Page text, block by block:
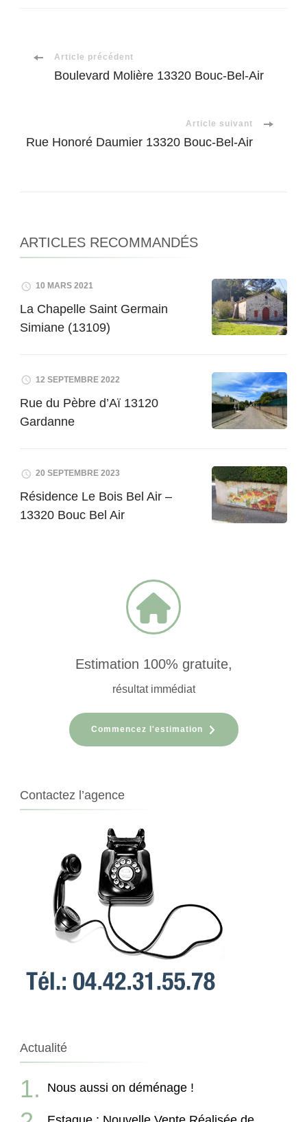
Navigation
Article précédent
Boulevard Molière 13320 Bouc-Bel-Air
Article suivant
Rue Honoré Daumier 13320 Bouc-Bel-Air
ARTICLES RECOMMANDÉS
10 MARS 2021
La Chapelle Saint Germain
Simiane (13109)
12 SEPTEMBRE 2022
Rue du Pèbre d’Aï 13120
Gardanne
20 SEPTEMBRE 2023
Résidence Le Bois Bel Air –
13320 Bouc Bel Air
Estimation 100% gratuite,
résultat immédiat
Commencez l'estimation
Contactez l’agence
Actualité
Nous aussi on déménage !